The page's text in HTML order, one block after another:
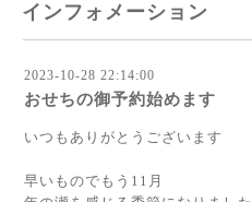
インフォメーション
2023-10-28 22:14:00
おせちの御予約始めます
いつもありがとうございます
早いものでもう11月